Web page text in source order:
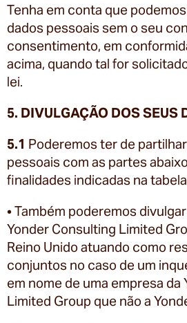
Tenha em conta que
dados pessoais sem o seu
consentimento, em
acima, quando tal for
lei.
5. DIVULGAÇÃO DOS SEUS
5.1 Poderemos ter de
pessoais com as partes
finalidades indicadas na
• Também poderemos
Yonder Consulting Limited
Reino Unido atuando como
conjuntos no caso de um
em nome de uma empresa da
Limited Group que não a